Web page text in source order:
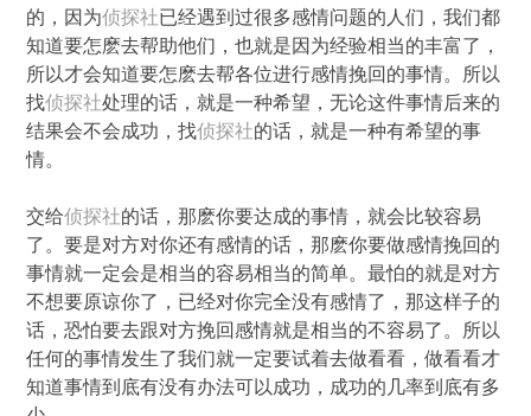
的，因为侦探社已经遇到过很多感情问题的人们，我们都
知道要怎麽去帮助他们，也就是因为经验相当的丰富了，
所以才会知道要怎麽去帮各位进行感情挽回的事情。所以
找侦探社处理的话，就是一种希望，无论这件事情后来的
结果会不会成功，找侦探社的话，就是一种有希望的事
情。
交给侦探社的话，那麽你要达成的事情，就会比较容易
了。要是对方对你还有感情的话，那麽你要做感情挽回的
事情就一定会是相当的容易相当的简单。最怕的就是对方
不想要原谅你了，已经对你完全没有感情了，那这样子的
话，恐怕要去跟对方挽回感情就是相当的不容易了。所以
任何的事情发生了我们就一定要试着去做看看，做看看才
知道事情到底有没有办法可以成功，成功的几率到底有多